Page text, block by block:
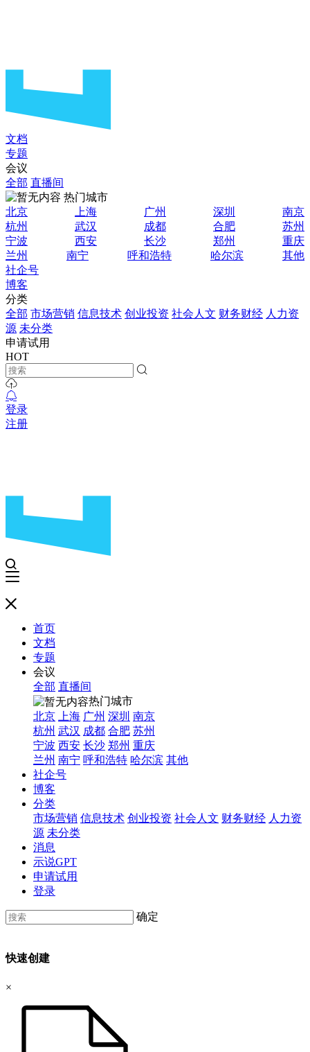
文档
专题
会议
全部 直播间
热门城市
北京
上海 广州 深圳
南京
杭州
武汉 成都 合肥
苏州
宁波
西安 长沙 郑州
重庆
兰州
南宁 呼和浩特 哈尔滨
其他
社企号
博客
分类
全部 市场营销 信息技术 创业投资 社会人文 财务财经 人力资
源 未分类
申请试用
HOT
登录
注册
首页
文档
专题
会议
全部 直播间
热门城市
北京
上海 广州 深圳 南京
杭州 武汉 成都 合肥 苏州
宁波 西安 长沙 郑州 重庆
兰州 南宁 呼和浩特 哈尔滨 其他
社企号
博客
分类
市场营销 信息技术 创业投资 社会人文 财务财经 人力资
源 未分类
消息
示说GPT
申请试用
登录
确定
快速创建
×